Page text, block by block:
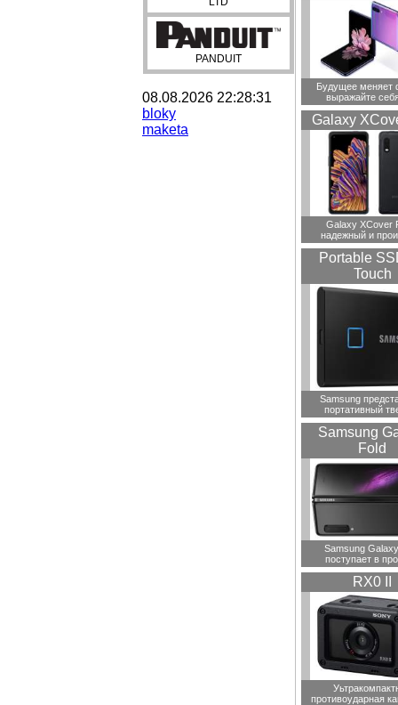
PANDUIT
08.08.2026 22:28:31
bloky
maketa
Будущее меняет
выражайте
Galaxy
Galaxy XCover
надежный и
Portable
Touch
Samsung
портативный
Samsung
Fold
Samsung
поступает в
RX0 II
противоударная